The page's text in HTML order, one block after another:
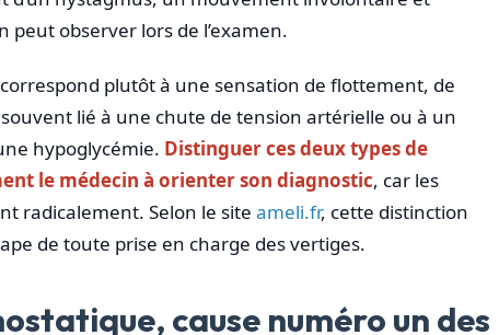
peut observer lors de l’examen.
plutôt à une sensation de flottement, de
lié à une chute de tension artérielle ou à un
hypoglycémie. Distinguer ces deux types de
le médecin à orienter son diagnostic, car les
radicalement. Selon le site ameli.fr, cette distinction
de toute prise en charge des vertiges.
cause numéro un des